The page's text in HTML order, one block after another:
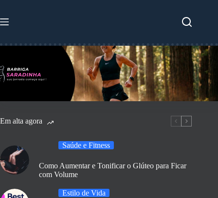
o
Em alta agora
Saúde e Fitness
Como Aumentar e Tonificar o Glúteo para Ficar
com Volume
Estilo de Vida